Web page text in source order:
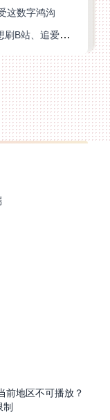
这数字鸿沟
Quickback和巨鲸好用吗？在海外深夜想刷B站、追爱奇艺的你，或许正需要这份答案
前地区不可播放？